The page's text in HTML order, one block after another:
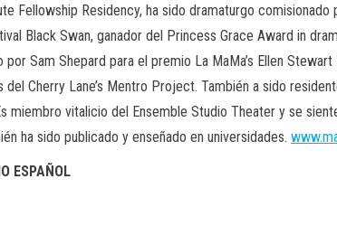
Fellowship Residency, ha sido dramaturgo
Black Swan, ganador del Princess Grace Award in
Sam Shepard para el premio La MaMa’s Ellen
Cherry Lane’s Mentro Project. También a sido
miembro vitalicio del Ensemble Studio Theater y se
ha sido publicado y enseñado en universidades.
ESPAÑOL